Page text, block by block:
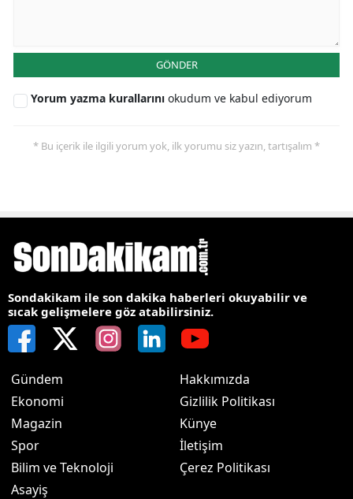
GÖNDER
Yorum yazma kurallarını okudum ve kabul ediyorum
* Bu içerik ile ilgili yorum yok, ilk yorumu siz yazın, tartışalım *
Sondakikam ile son dakika haberleri okuyabilir ve
sıcak gelişmelere göz atabilirsiniz.
Gündem
Ekonomi
Magazin
Spor
Bilim ve Teknoloji
Asayiş
Hakkımızda
Gizlilik Politikası
Künye
İletişim
Çerez Politikası